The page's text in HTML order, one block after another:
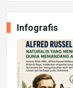
Infografis